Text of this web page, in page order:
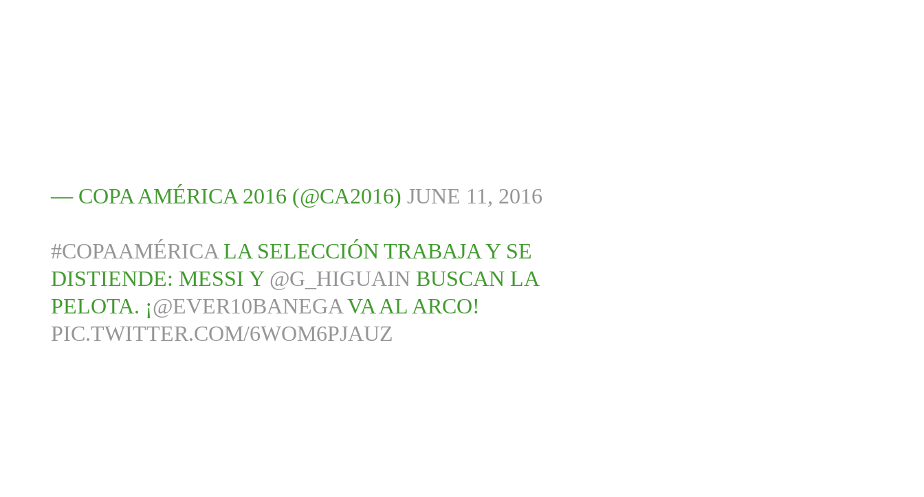
— COPA AMÉRICA 2016 (@CA2016) JUNE 11, 2016
#COPAAMÉRICALA SELECCIÓN TRABAJA Y SE
DISTIENDE: MESSI Y @G_HIGUAINBUSCAN LA
PELOTA. ¡@EVER10BANEGAVA AL ARCO!
PIC.TWITTER.COM/6WOM6PJAUZ